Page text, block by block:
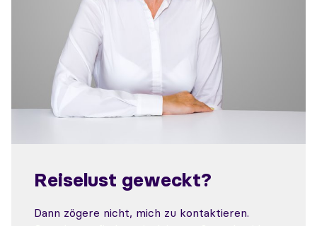
Reiselust geweckt?
Dann zögere nicht, mich zu kontaktieren.